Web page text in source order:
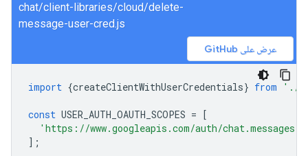
chat/client-libraries/cloud/delete-
message-user-cred.js
عرض على GitHub
import {createClientWithUserCredentials} from './
const USER_AUTH_OAUTH_SCOPES = [
'https://www.googleapis.com/auth/chat.messages'
];